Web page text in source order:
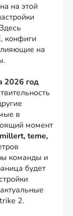
на этой
, конфиги
на
2026 год
в
момент
teme,
команды и
будет
2.